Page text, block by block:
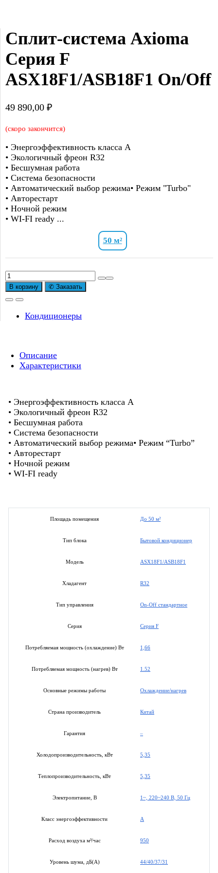
Сплит-система Axioma
Серия F
ASX18F1/ASB18F1 On/Off
49 890,00 ₽
(скоро закончится)
• Энергоэффективность класса А
• Экологичный фреон R32
• Бесшумная работа
• Система безопасности
• Автоматический выбор режима• Режим "Turbo"
• Авторестарт
• Ночной режим
• WI-FI ready ...
50 м²
Количество
товара
Axioma
On/Off
В корзину ✆ Заказать
Кондиционеры
Описание
Характеристики
• Энергоэффективность класса А
• Экологичный фреон R32
• Бесшумная работа
• Система безопасности
• Автоматический выбор режима• Режим “Turbo”
• Авторестарт
• Ночной режим
• WI-FI ready
Площадь помещения До 50 м²
Тип блока Бытовой кондиционер
Модель ASX18F1/ASB18F1
Хладагент R32
Тип управления On-Off стандартное
Серия Серия F
Потребляемая мощность (охлаждение) Вт 1,66
Потребляемая мощность (нагрев) Вт 1.52
Основные режимы работы Охлаждение/нагрев
Страна производитель Китай
Гарантия –
Холодопроизводительность, кВт 5,35
Теплопроизводительность, кВт 5,35
Электропитание, В 1~, 220~240 В, 50 Гц
Класс энергоэффективности A
Расход воздуха м³/час 950
Уровень шума, дБ(А) 44/40/37/31